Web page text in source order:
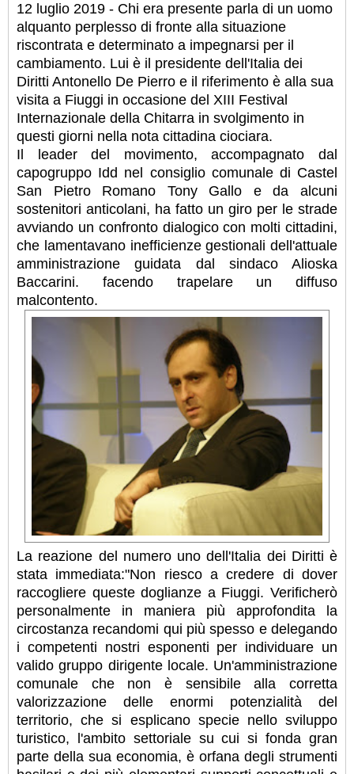
12 luglio 2019 - Chi era presente parla di un uomo
alquanto perplesso di fronte alla situazione
riscontrata e determinato a impegnarsi per il
cambiamento. Lui è il presidente dell'Italia dei
Diritti Antonello De Pierro e il riferimento è alla sua
visita a Fiuggi in occasione del XIII Festival
Internazionale della Chitarra in svolgimento in
questi giorni nella nota cittadina ciociara.
Il leader del movimento, accompagnato dal
capogruppo Idd nel consiglio comunale di Castel
San Pietro Romano Tony Gallo e da alcuni
sostenitori anticolani, ha fatto un giro per le strade
avviando un confronto dialogico con molti cittadini,
che lamentavano inefficienze gestionali dell'attuale
amministrazione guidata dal sindaco Alioska
Baccarini. facendo trapelare un diffuso
malcontento.
La reazione del numero uno dell'Italia dei Diritti è
stata immediata:"Non riesco a credere di dover
raccogliere queste doglianze a Fiuggi. Verificherò
personalmente in maniera più approfondita la
circostanza recandomi qui più spesso e delegando
i competenti nostri esponenti per individuare un
valido gruppo dirigente locale. Un'amministrazione
comunale che non è sensibile alla corretta
valorizzazione delle enormi potenzialità del
territorio, che si esplicano specie nello sviluppo
turistico, l'ambito settoriale su cui si fonda gran
parte della sua economia, è orfana degli strumenti